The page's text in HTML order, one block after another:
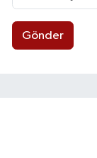
Gönder